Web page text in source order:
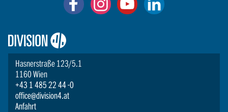
Logo:
Division4
Hasnerstraße 123/5.1
1160 Wien
+43 1 485 22 44 -0
office@division4.at
Anfahrt